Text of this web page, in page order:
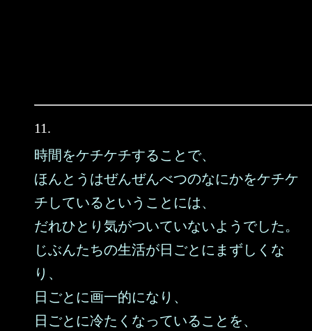
11.
時間をケチケチすることで、
ほんとうはぜんぜんべつのなにかをケチケ
チしているということには、
だれひとり気がついていないようでした。
じぶんたちの生活が日ごとにまずしくな
り、
日ごとに画一的になり、
日ごとに冷たくなっていることを、